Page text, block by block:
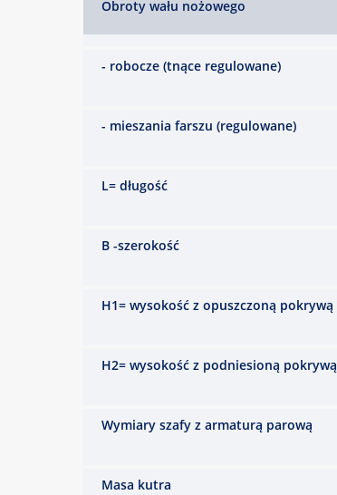
Obroty wału nożowego
- robocze (tnące regulowane)
- mieszania farszu (regulowane)
L= długość
B -szerokość
H1= wysokość z opuszczoną pokrywą
H2= wysokość z podniesioną pokrywą
Wymiary szafy z armaturą parową
Masa kutra